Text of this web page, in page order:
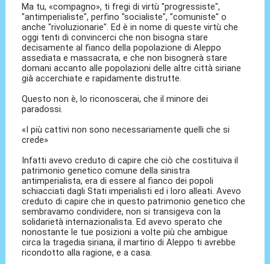
Ma tu, «compagno», ti fregi di virtù "progressiste",
"antimperialiste", perfino "socialiste", "comuniste" o
anche "rivoluzionarie". Ed è in nome di queste virtù che
oggi tenti di convincerci che non bisogna stare
decisamente al fianco della popolazione di Aleppo
assediata e massacrata, e che non bisognerà stare
domani accanto alle popolazioni delle altre città siriane
già accerchiate e rapidamente distrutte.
Questo non è, lo riconoscerai, che il minore dei
paradossi.
«I più cattivi non sono necessariamente quelli che si
crede»
Infatti avevo creduto di capire che ciò che costituiva il
patrimonio genetico comune della sinistra
antimperialista, era di essere al fianco dei popoli
schiacciati dagli Stati imperialisti ed i loro alleati. Avevo
creduto di capire che in questo patrimonio genetico che
sembravamo condividere, non si transigeva con la
solidarietà internazionalista. Ed avevo sperato che
nonostante le tue posizioni a volte più che ambigue
circa la tragedia siriana, il martirio di Aleppo ti avrebbe
ricondotto alla ragione, e a casa.